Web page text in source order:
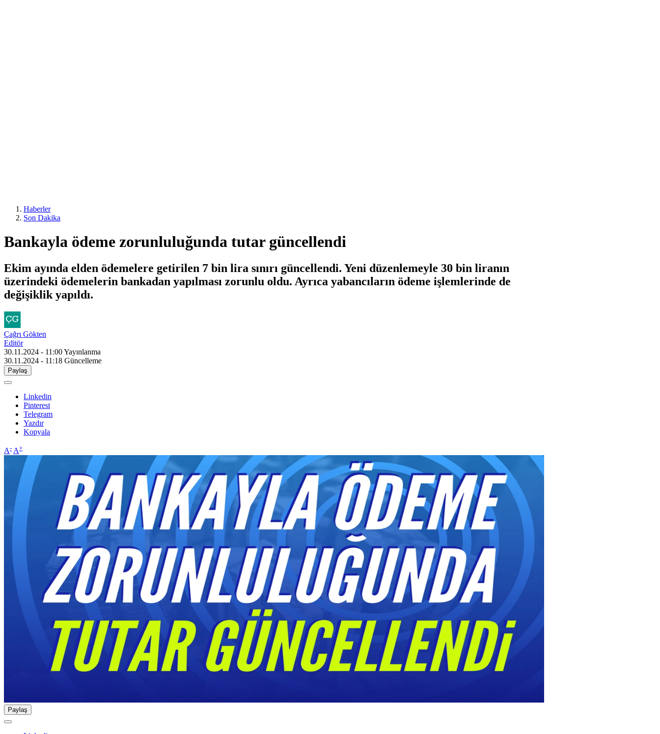
Haberler
Son Dakika
Bankayla ödeme zorunluluğunda tutar güncellendi
Ekim ayında elden ödemelere getirilen 7 bin lira sınırı güncellendi. Yeni düzenlemeyle 30 bin liranın
üzerindeki ödemelerin bankadan yapılması zorunlu oldu. Ayrıca yabancıların ödeme işlemlerinde de
değişiklik yapıldı.
Çağrı Gökten
Editör
30.11.2024 - 11:00Yayınlanma
30.11.2024 - 11:18 Güncelleme
Paylaş
Linkedin
Pinterest
Telegram
Yazdır
Kopyala
A- A+
Paylaş